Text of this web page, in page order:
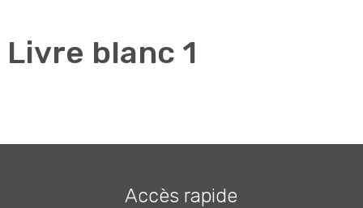
Livre blanc 1
Accès rapide